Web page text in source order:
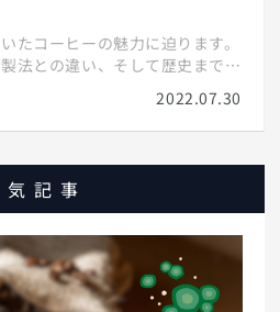
たコーヒーの魅力に迫ります。
法との違い、そして歴史まで。
応えて、コーヒー愛好家が必要
2022.07.30
気記事